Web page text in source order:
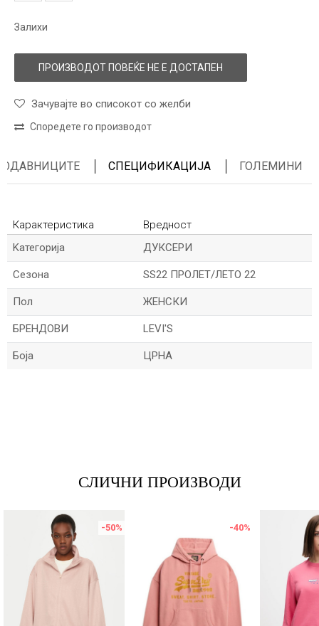
Залихи
ПРОИЗВОДОТ ПОВЕЌЕ НЕ Е ДОСТАПЕН
Зачувајте во списокот со желби
Споредете го производот
СПЕЦИФИКАЦИЈА ГОЛЕМИНИ
Карактеристика
Вредност
Kатегорија
ДУКСЕРИ
Сезона SS22 ПРОЛЕТ/ЛЕТО 22
Пол ЖЕНСКИ
БРЕНДОВИ LEVI'S
Боја ЦРНА
СЛИЧНИ ПРОИЗВОДИ
-50% -40%